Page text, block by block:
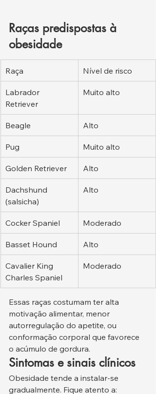
Raças predispostas à
obesidade
Raça Nível de risco
Labrador
Retriever
Muito alto
Beagle Alto
Pug Muito alto
Golden Retriever Alto
Dachshund
(salsicha)
Alto
Cocker Spaniel Moderado
Basset Hound Alto
Cavalier King
Charles Spaniel
Moderado
Essas raças costumam ter alta
motivação alimentar, menor
autorregulação do apetite, ou
conformação corporal que favorece
o acúmulo de gordura.
Sintomas e sinais clínicos
Obesidade tende a instalar-se
gradualmente. Fique atento a: